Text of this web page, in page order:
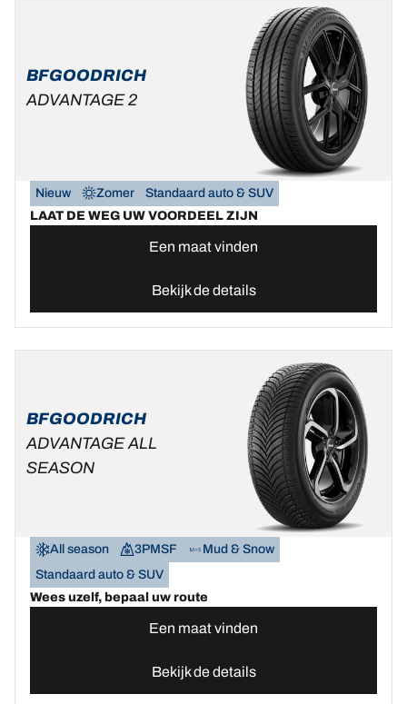
BFGOODRICH
ADVANTAGE 2
Nieuw Zomer
Standaard auto & SUV
LAAT DE WEG UW VOORDEEL ZIJN
Een maat vinden
Bekijk de details
BFGOODRICH
ADVANTAGE ALL
SEASON
All season 3PMSF
Mud & Snow
Standaard auto & SUV
Wees uzelf, bepaal uw route
Een maat vinden
Bekijk de details